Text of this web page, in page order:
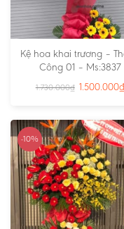
Kệ hoa khai trương –
Công 01 – Ms:3837
1.730.000₫ 1.500.000₫
-10%